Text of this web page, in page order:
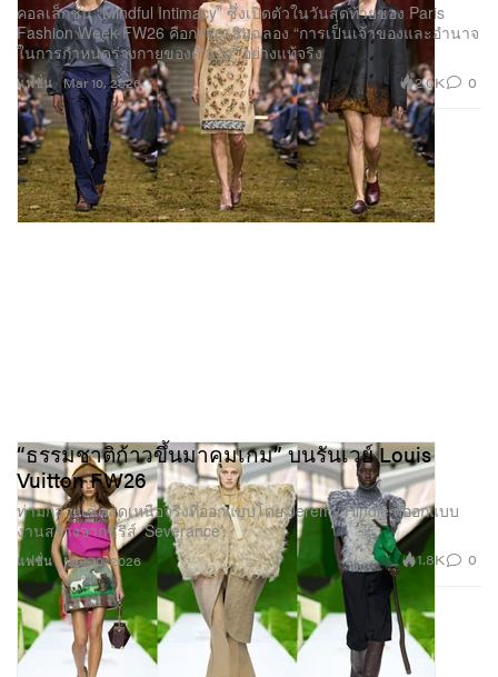
แฟชั่น
คอลเล็กชัน “Mindful Intimacy” ซึ่งเปิดตัวในวันสุดท้ายของ Paris
Fashion Week FW26 คือการเฉลิมฉลอง “การเป็นเจ้าของและอำนาจ
ในการกำหนดร่างกายของตัวเอง” อย่างแท้จริง
Mar 10, 2026 2.0K 0
แฟชั่น
“ธรรมชาติก้าวขึ้นมาคุมเกม” บนรันเวย์ Louis
Vuitton FW26
ท่ามกลางเซ็ตสุดเหนือจริงที่ออกแบบโดย Jeremy Hindle ผู้ออกแบบ
งานสร้างจากซีรีส์ ‘Severance’.
Mar 10, 2026 1.8K 0